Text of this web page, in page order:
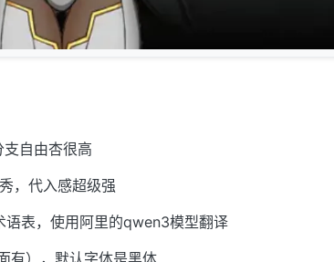
自由杏很高
，代入感超级强
表，使用阿里的qwen3模型翻译